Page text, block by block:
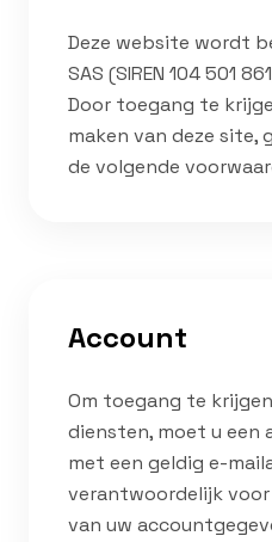
Deze website wordt
SAS (SIREN 104 501
Door toegang te
maken van deze site,
de volgende
Account
Om toegang te
diensten, moet u een
met een geldig e-
verantwoordelijk
van uw